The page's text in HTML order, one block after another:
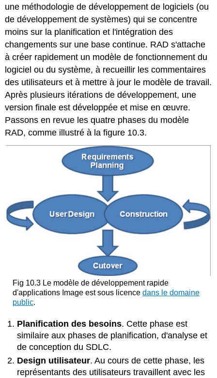
une méthodologie de développement de logiciels (ou
de développement de systèmes) qui se concentre
moins sur la planification et l'intégration des
changements sur une base continue. RAD s'attache
à créer rapidement un modèle de fonctionnement du
logiciel ou du système, à recueillir les commentaires
des utilisateurs et à mettre à jour le modèle de travail.
Après plusieurs itérations de développement, une
version finale est développée et mise en œuvre.
Passons en revue les quatre phases du modèle
RAD, comme illustré à la figure 10.3.
Fig 10.3 Le modèle de développement rapide
d'applications Image est sous licence dans le domaine
public.
Planification des besoins. Cette phase est
similaire aux phases de planification, d'analyse et
de conception du SDLC.
Design utilisateur.Au cours de cette phase, les
représentants des utilisateurs travaillent avec les